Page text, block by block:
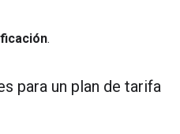
.
para un plan de tarifa